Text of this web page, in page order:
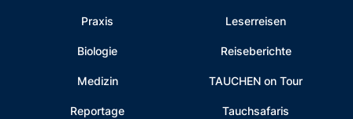
Praxis
Biologie
Medizin
Reportage
Leserreisen
Reiseberichte
TAUCHEN on Tour
Tauchsafaris